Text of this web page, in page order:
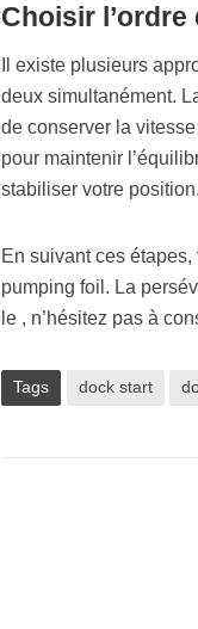
Choisir
Il existe plusieurs
deux simultanément.
de conserver la
pour maintenir
stabiliser votre position.
En suivant ces
pumping foil. La
le , n’hésitez pas à
Tags dock start